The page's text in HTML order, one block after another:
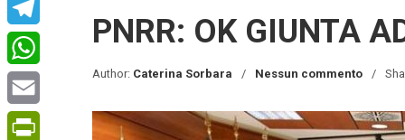
Telegram
WhatsApp
Email
PNRR: OK GIUNTA
Author: Caterina Sorbara Nessun commento